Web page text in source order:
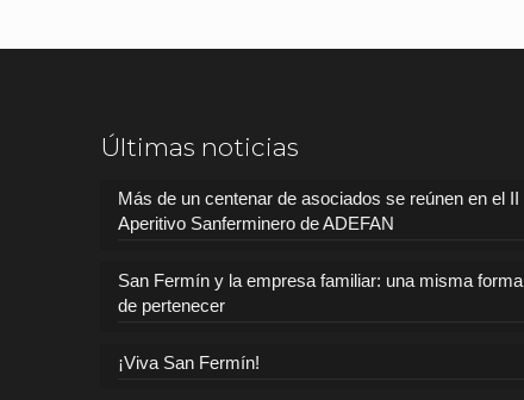
Últimas noticias
Más de un centenar de asociados se reúnen en el II
Aperitivo Sanferminero de ADEFAN
San Fermín y la empresa familiar: una misma forma
de pertenecer
¡Viva San Fermín!